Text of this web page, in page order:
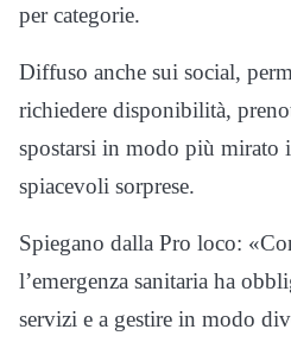
per categorie.
Diffuso anche sui social,
richiedere disponibilità,
spostarsi in modo più mirato
spiacevoli sorprese.
Spiegano dalla Pro loco:
l’emergenza sanitaria ha
servizi e a gestire in modo